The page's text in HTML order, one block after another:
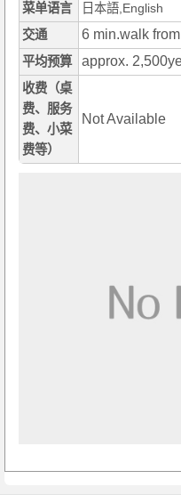
菜单语言
日本語,English
交通
6 min.walk
平均预算 approx.
收费（桌
费、服务
费、小菜
费等）
Not Available